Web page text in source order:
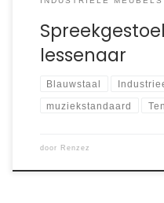
lessenaar
Blauwstaal
muziekstandaard
door Renzez